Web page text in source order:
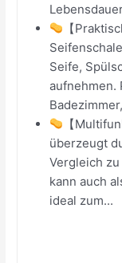
【
Seife,
aufnehmen.
【
überzeugt
Vergleich
kann auch
ideal zum...